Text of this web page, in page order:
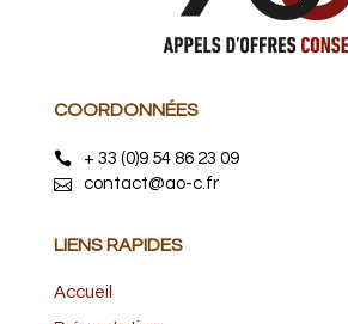
COORDONNÉES
+ 33 (0)9 54 86 23 09
contact@ao-c.fr
LIENS RAPIDES
Accueil